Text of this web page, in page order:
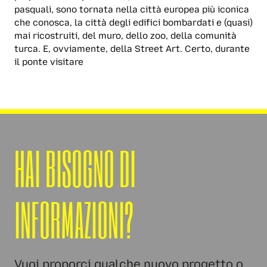
pasquali, sono tornata nella città europea più iconica
che conosca, la città degli edifici bombardati e (quasi)
mai ricostruiti, del muro, dello zoo, della comunità
turca. E, ovviamente, della Street Art. Certo, durante
il ponte visitare
HAI BISOGNO DI
INFORMAZIONI?
Vuoi proporci qualche nuovo progetto o